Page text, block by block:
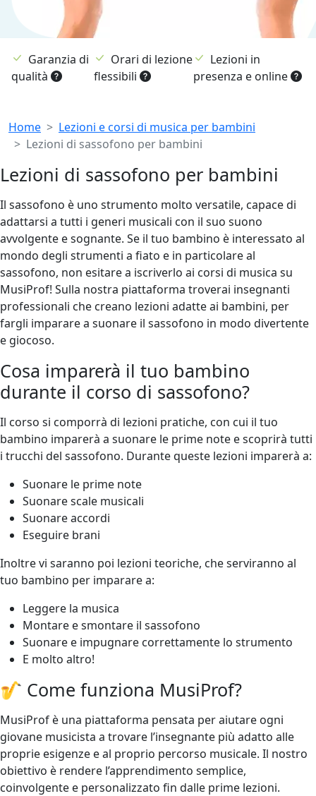
Garanzia di
qualità
Orari di lezione
flessibili
Lezioni in
presenza e online
Breadcrumb
Home
Lezioni e corsi di musica per bambini
Lezioni di sassofono per bambini
Lezioni di sassofono per bambini
Il sassofono è uno strumento molto versatile, capace di
adattarsi a tutti i generi musicali con il suo suono
avvolgente e sognante. Se il tuo bambino è interessato al
mondo degli strumenti a fiato e in particolare al
sassofono, non esitare a iscriverlo ai corsi di musica su
MusiProf! Sulla nostra piattaforma troverai insegnanti
professionali che creano lezioni adatte ai bambini, per
fargli imparare a suonare il sassofono in modo divertente
e giocoso.
Cosa imparerà il tuo bambino
durante il corso di sassofono?
Il corso si comporrà di lezioni pratiche, con cui il tuo
bambino imparerà a suonare le prime note e scoprirà tutti
i trucchi del sassofono. Durante queste lezioni imparerà a:
Suonare le prime note
Suonare scale musicali
Suonare accordi
Eseguire brani
Inoltre vi saranno poi lezioni teoriche, che serviranno al
tuo bambino per imparare a:
Leggere la musica
Montare e smontare il sassofono
Suonare e impugnare correttamente lo strumento
E molto altro!
🎷 Come funziona MusiProf?
MusiProf è una piattaforma pensata per aiutare ogni
giovane musicista a trovare l’insegnante più adatto alle
proprie esigenze e al proprio percorso musicale. Il nostro
obiettivo è rendere l’apprendimento semplice,
coinvolgente e personalizzato fin dalle prime lezioni.